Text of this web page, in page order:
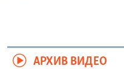
АРХИВ ВИДЕО